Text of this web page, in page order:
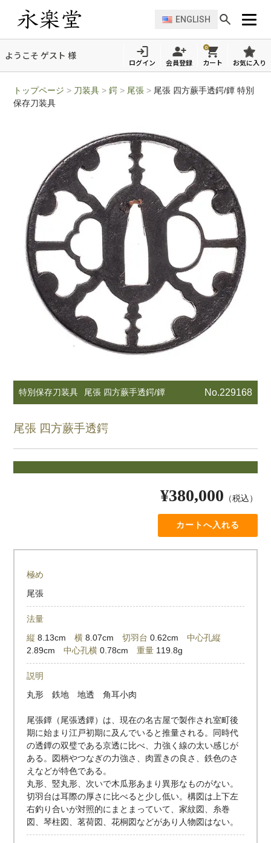
ENGLISH
ようこそ ゲスト 様
ログイン 会員登録
0
カート お気に入り
トップページ > 刀装具 >鍔 > 尾張 > 尾張 四方蕨手透鍔/鐔 特別
保存刀装具
特別保存刀装具 尾張 四方蕨手透鍔/鐔 No.229168
尾張 四方蕨手透鍔
¥380,000 （税込）
極め
尾張
法量
縦 8.13cm横 8.07cm切羽台 0.62cm中心孔縦
2.89cm中心孔横 0.78cm重量 119.8g
説明
丸形 鉄地 地透 角耳小肉
尾張鐔（尾張透鐔）は、現在の名古屋で製作され室町後
期に始まり江戸初期に及んでいると推量される。同時代
の透鐔の双璧である京透に比べ、力強く線の太い感じが
ある。図柄やつなぎの力強さ、肉置きの良さ、鉄色のさ
えなどが特色である。
丸形、竪丸形、次いで木瓜形あまり異形なものがない。
切羽台は耳際の厚さに比べると少し低い。構図は上下左
右釣り合いが対照的にまとまっていて、家紋図、糸巻
図、琴柱図、茗荷図、花桐図などがあり人物図はない。